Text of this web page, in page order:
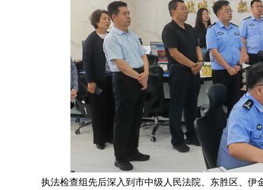
执法检查组先后深入到市中级人民法院、东胜区、伊